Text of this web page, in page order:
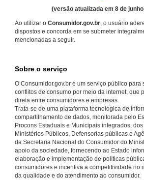
(versão atualizada em 8 de
Ao utilizar o Consumidor.gov.br, o usuário
dispostos e concorda em se submeter
mencionadas a seguir.
Sobre o serviço
O Consumidor.gov.br é um serviço público para
conflitos de consumo por meio da internet, que
direta entre consumidores e empresas.
Trata-se de uma plataforma tecnológica de
compartilhamento de dados, monitorada pelo
Procons Estaduais e Municipais integrados,
Ministérios Públicos, Defensorias públicas e
da Secretaria Nacional do Consumidor do
apoio da sociedade, fornecendo ao Estado
elaboração e implementação de políticas
consumidores e incentiva a competitividade no
da qualidade e do atendimento ao consumidor.